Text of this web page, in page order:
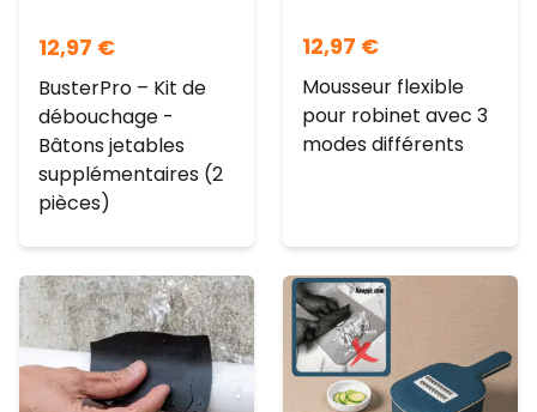
12,97 €
BusterPro – Kit de
débouchage -
Bâtons jetables
supplémentaires (2
pièces)
12,97 €
Mousseur flexible
pour robinet avec 3
modes différents